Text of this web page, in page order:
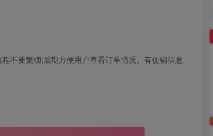
不要繁琐;后期方便用户查看订单情况。有促销信息